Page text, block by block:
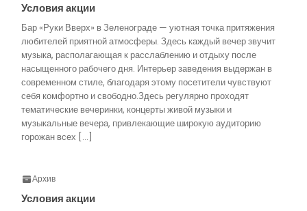
Условия акции
Бар «Руки Вверх» в Зеленограде — уютная точка притяжения
любителей приятной атмосферы. Здесь каждый вечер звучит
музыка, располагающая к расслаблению и отдыху после
насыщенного рабочего дня. Интерьер заведения выдержан в
современном стиле, благодаря этому посетители чувствуют
себя комфортно и свободно.Здесь регулярно проходят
тематические вечеринки, концерты живой музыки и
музыкальные вечера, привлекающие широкую аудиторию
горожан всех […]
Архив
Условия акции